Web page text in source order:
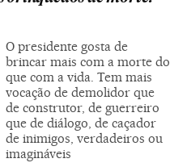
O presidente gosta de
brincar mais com a morte do
que com a vida. Tem mais
vocação de demolidor que
de construtor, de guerreiro
que de diálogo, de caçador
de inimigos, verdadeiros ou
imagináveis